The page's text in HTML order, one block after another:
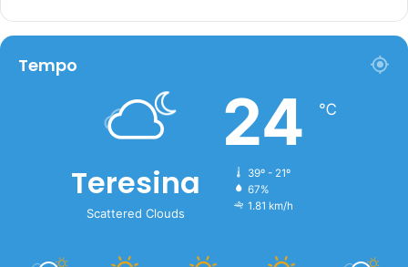
Tempo
Teresina
Scattered Clouds
24 ℃
39º - 21º
67%
1.81 km/h